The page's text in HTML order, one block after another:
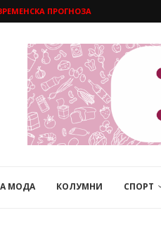
ПРОГНОЗА
МОДА КОЛУМНИ СПОРТ